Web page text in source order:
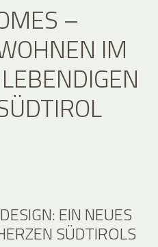
–
IM
EIN NEUES
SÜDTIROLS